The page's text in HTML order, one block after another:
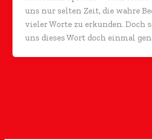
uns nur selten Zeit, die wahre
vieler Worte zu erkunden. Doch
uns dieses Wort doch einmal